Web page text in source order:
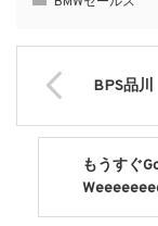
BPS品
もうすぐ